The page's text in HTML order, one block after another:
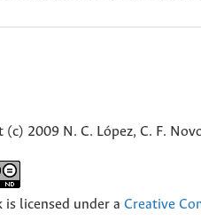
(c) 2009 N. C. López, C. F.
is licensed under a Creative